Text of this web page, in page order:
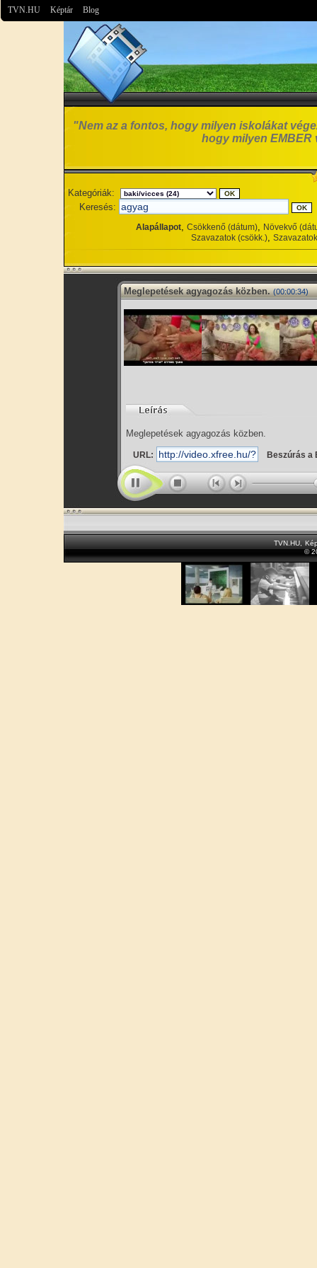
TVN.HU Képtár Blog
"Nem az a fontos, hogy milyen iskolákat
hogy milyen EMBER
Kategóriák:
Keresés:
Alapállapot, Csökkenő (dátum), Növekvő
Szavazatok (csökk.),
Meglepetések agyagozás közben. (00:00:34)
Meglepetések agyagozás közben.
URL: Beszúrás a
TVN.HU
©